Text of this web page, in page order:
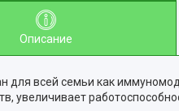
Описание
для всей семьи как
увеличивает